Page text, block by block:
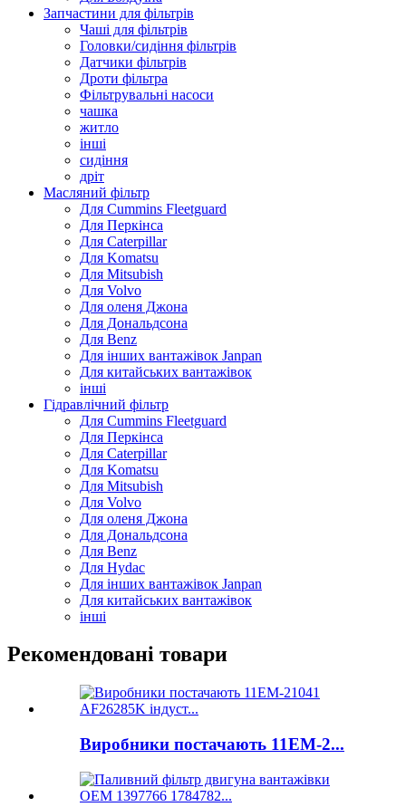
Запчастини для фільтрів
Чаші для фільтрів
Головки/сидіння фільтрів
Датчики фільтрів
Дроти фільтра
Фільтрувальні насоси
чашка
житло
інші
сидіння
дріт
Масляний фільтр
Для Cummins Fleetguard
Для Перкінса
Для Caterpillar
Для Komatsu
Для Mitsubish
Для Volvo
Для оленя Джона
Для Дональдсона
Для Benz
Для інших вантажівок Janpan
Для китайських вантажівок
інші
Гідравлічний фільтр
Для Cummins Fleetguard
Для Перкінса
Для Caterpillar
Для Komatsu
Для Mitsubish
Для Volvo
Для оленя Джона
Для Дональдсона
Для Benz
Для Hydac
Для інших вантажівок Janpan
Для китайських вантажівок
інші
Рекомендовані товари
Виробники постачають 11ЕМ-2...